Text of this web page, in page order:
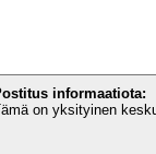
informaatiota:
on yksityinen